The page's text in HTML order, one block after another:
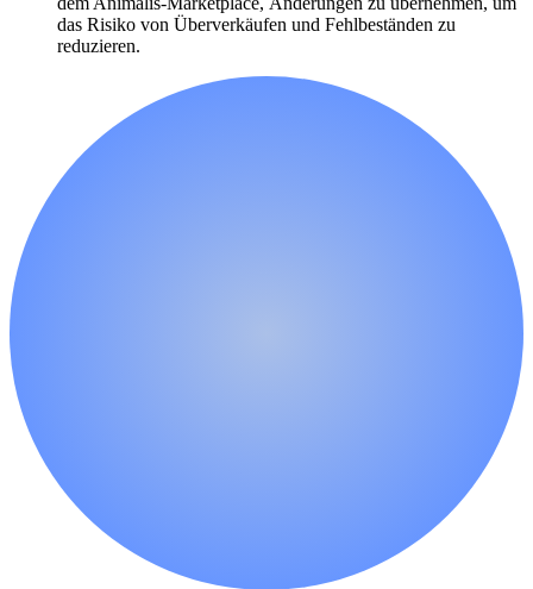
das Risiko von Überverkäufen und Fehlbeständen zu
reduzieren.